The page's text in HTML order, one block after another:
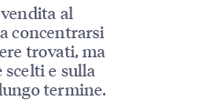
al
concentrarsi
trovati, ma
scelti e sulla
termine.